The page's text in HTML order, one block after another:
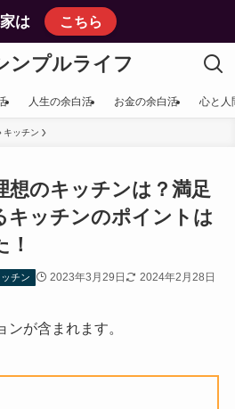
は こちら
ンプルライフ
人生の余白活 お金の余白活 心と人
キッチン
想のキッチンは？満足
キッチンのポイントは
チン 2023年3月29日 2024年2月28日
が含まれます。